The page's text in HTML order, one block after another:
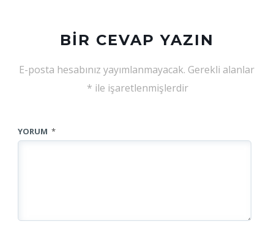
BIR CEVAP YAZIN
E-posta hesabınız yayımlanmayacak. Gerekli alanlar
* ile işaretlenmişlerdir
YORUM *